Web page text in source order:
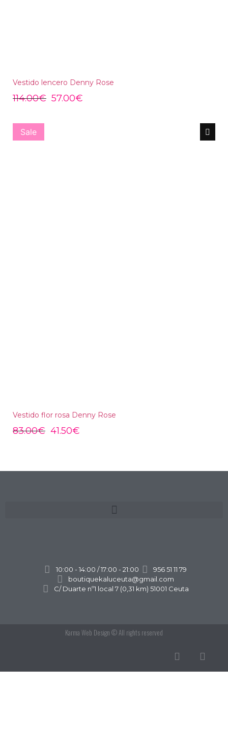
Vestido lencero Denny Rose
114.00€ 57.00€
Sale
Vestido flor rosa Denny Rose
83.00€ 41.50€
10:00 - 14:00 / 17:00 - 21:00
956 51 11 79
boutiquekaluceuta@gmail.com
C/ Duarte nº1 local 7 (0,31 km) 51001 Ceuta
Karma Web Design © All rights reserved